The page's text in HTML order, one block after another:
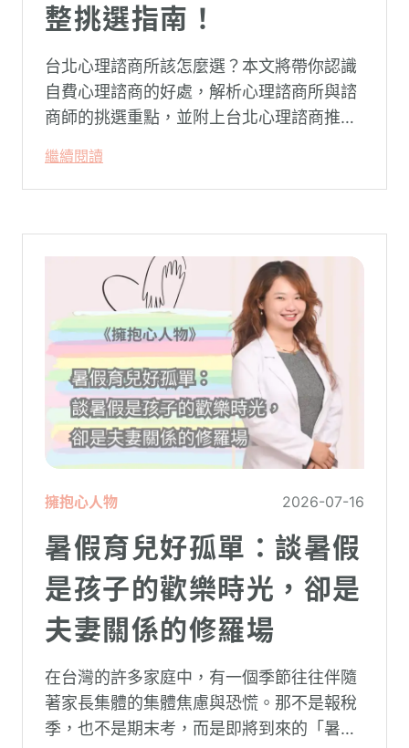
整挑選指南！
台北心理諮商所該怎麼選？本文將帶你認識
自費心理諮商的好處，解析心理諮商所與諮
商師的挑選重點，並附上台北心理諮商推薦
理，陪你面對情緒困擾找回生活步調。
繼續閱讀
擁抱心人物 2026-07-16
暑假育兒好孤單：談暑假
是孩子的歡樂時光，卻是
夫妻關係的修羅場
在台灣的許多家庭中，有一個季節往往伴隨
著家長集體的集體焦慮與恐慌。那不是報稅
季，也不是期末考，而是即將到來的「暑